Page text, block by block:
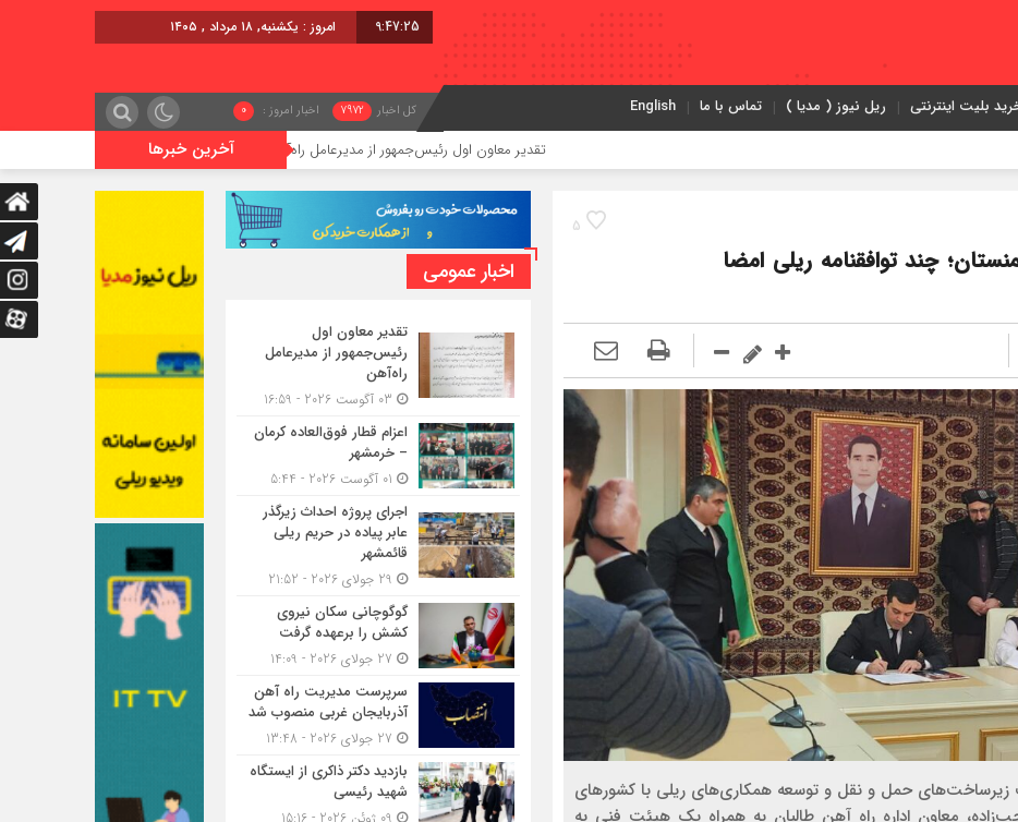
9:47:26 امروز : یکشنبه, ۱۸ مرداد , ۱۴۰۵
بلیت اینترنتی ریل نیوز ( مدیا ) تماس با ما English کل اخبار 7972 اخبار امروز : 0
آخرین خبرها تقدیر معاون اول رئیس‌جمهور از مدیرعامل راه‌آهن اعزام قطار فوق‌العاده کرمان – خرمشهر
5
چند توافقنامه ریلی امضا
حمل و نقل و توسعه همکاری‌های ریلی با کشورهای
معاون اداره راه آهن طالبان به همراه یک هیئت فنی به
اخبار عمومی
تقدیر معاون اول
رئیس‌جمهور از مدیرعامل
راه‌آهن
اعزام قطار فوق‌العاده کرمان
– خرمشهر
اجرای پروژه احداث زیرگذر
عابر پیاده در حریم ریلی
قائمشهر
گوگوچانی سکان نیروی
کشش را برعهده گرفت
سرپرست مدیریت راه آهن
آذربایجان غربی منصوب شد
بازدید دکتر ذاکری از ایستگاه
شهید رئیسی